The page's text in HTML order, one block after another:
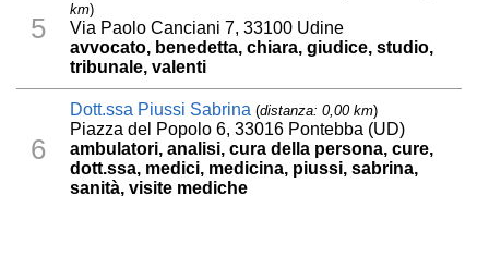
5
km)
Via Paolo Canciani 7, 33100 Udine
avvocato, benedetta, chiara, giudice, studio,
tribunale, valenti
6
Dott.ssa Piussi Sabrina (distanza: 0,00 km)
Piazza del Popolo 6, 33016 Pontebba (UD)
ambulatori, analisi, cura della persona, cure,
dott.ssa, medici, medicina, piussi, sabrina,
sanità, visite mediche